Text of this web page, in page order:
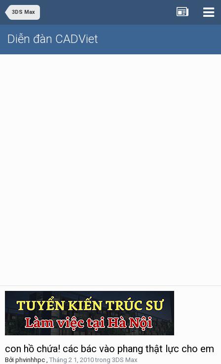
3DS Max
Diễn đàn CADViet
con hồ chứa! các bác vào phang thật lực cho em
Bởi phvinhhpc , Tháng 2 1, 2010trong 3DS Max